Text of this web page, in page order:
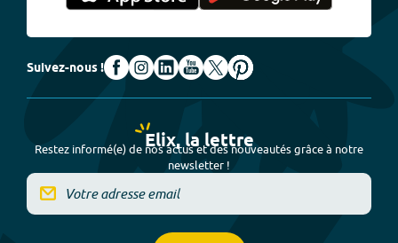
Suivez-nous !
Elix, la lettre
Restez informé(e) de nos actus et des nouveautés grâce à notre
newsletter !